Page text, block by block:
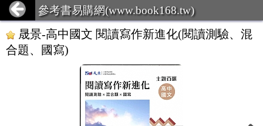
參考書易購網(www.book168.tw)
晟景-高中國文 閱讀寫作新進化(閱讀測驗、混
合題、國寫)